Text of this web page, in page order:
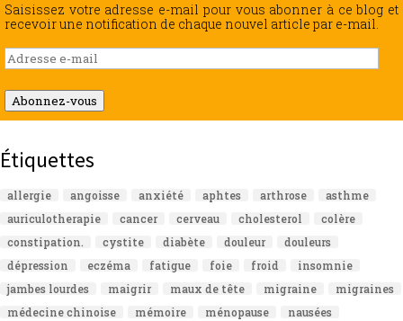
Saisissez votre adresse e-mail pour vous abonner à ce blog et
recevoir une notification de chaque nouvel article par e-mail.
Adresse
e-
mail
Abonnez-vous
Étiquettes
allergie angoisse anxiété aphtes arthrose
asthme
auriculotherapie
cancer cerveau cholesterol
colère
constipation.
cystite diabète douleur
douleurs
dépression
eczéma fatigue foie froid
insomnie
jambes lourdes
maigrir maux de tête migraine
migraines
médecine chinoise
mémoire ménopause
nausées